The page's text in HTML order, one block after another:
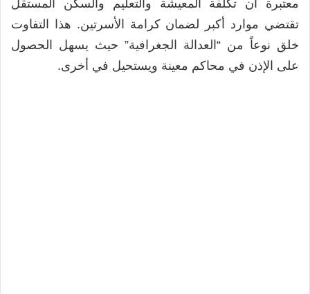
معتبرة أن تكلفة المعيشة والتعليم والسكن المستقل
تقتضي موارد أكبر لضمان كرامة الأسرتين. هذا التفاوت
خلق نوعاً من “العدالة الجغرافية” حيث يسهل الحصول
على الإذن في محاكم معينة ويستحيل في أخرى.